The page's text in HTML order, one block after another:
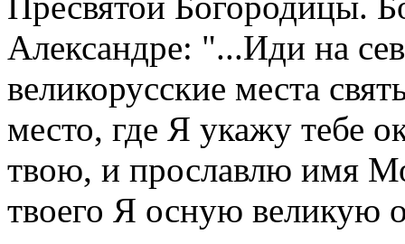
Александре: "...Иди на
великорусские места
место, где Я укажу тебе
твою, и прославлю имя
твоего Я осную великую